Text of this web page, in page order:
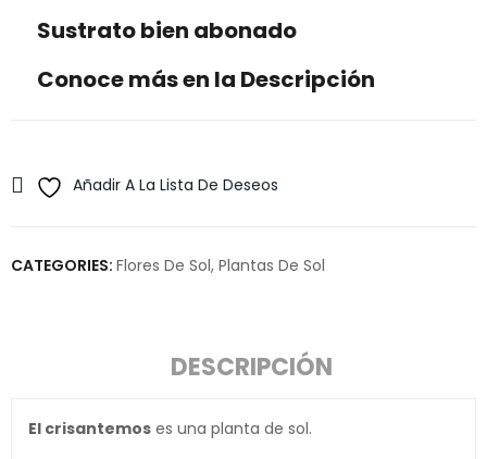
Sustrato bien abonado
Conoce más en la Descripción
Añadir A La Lista De Deseos
CATEGORIES: Flores De Sol, Plantas De Sol
DESCRIPCIÓN
El crisantemos es una planta de sol.